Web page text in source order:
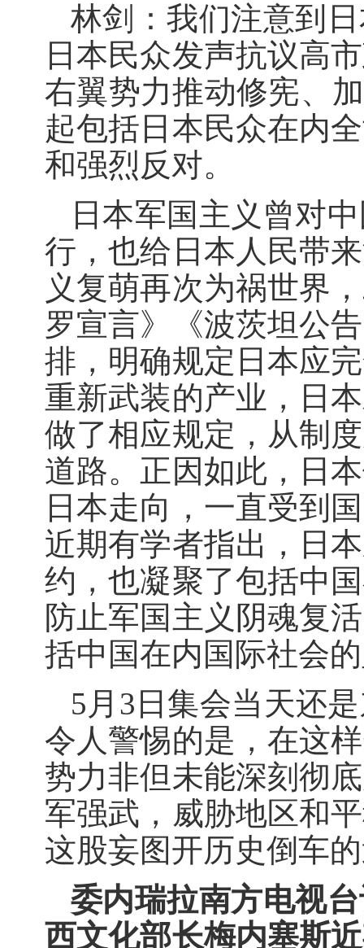
林剑：我们注意到
日本民众发声抗议高
右翼势力推动修宪、
起包括日本民众在内
和强烈反对。
日本军国主义曾对
行，也给日本人民带
义复萌再次为祸世界
罗宣言》《波茨坦公
排，明确规定日本应
重新武装的产业，日
做了相应规定，从制
道路。正因如此，日
日本走向，一直受到
近期有学者指出，日
约，也凝聚了包括中
防止军国主义阴魂复
括中国在内国际社会
5月3日集会当天还
令人警惕的是，在这
势力非但未能深刻彻
军强武，威胁地区和
这股妄图开历史倒车
委内瑞拉南方电视
西文化部长梅内塞斯